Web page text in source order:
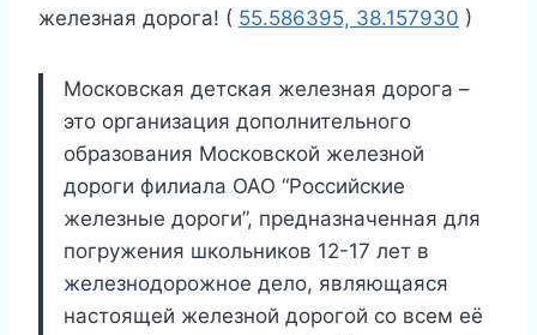
железная дорога! ( 55.586395, 38.157930 )
Московская детская железная дорога –
это организация дополнительного
образования Московской железной
дороги филиала ОАО “Российские
железные дороги”, предназначенная для
погружения школьников 12-17 лет в
железнодорожное дело, являющаяся
настоящей железной дорогой со всем её